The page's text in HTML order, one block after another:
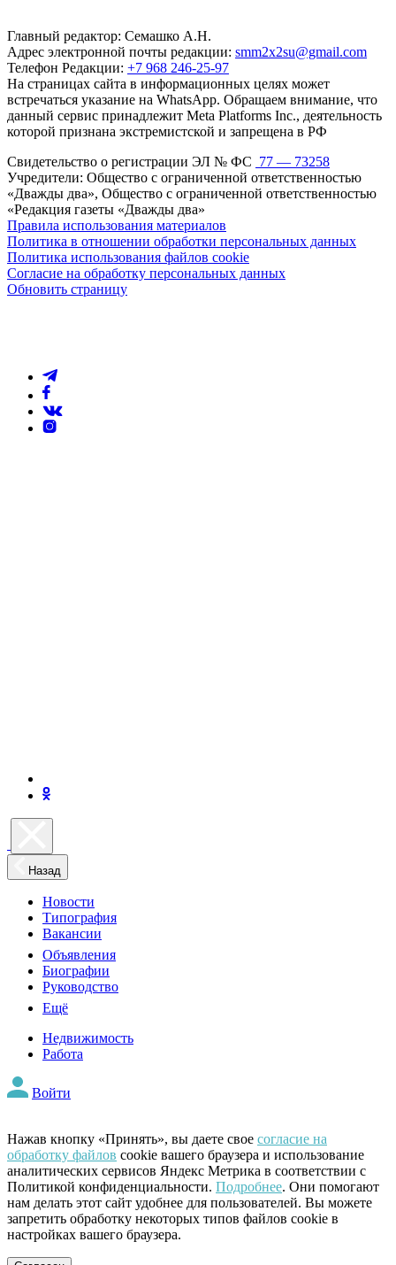
Главный редактор: Семашко А.Н.
Адрес электронной почты редакции: smm2x2su@gmail.com
Телефон Редакции: +7 968 246-25-97
На страницах сайта в информационных целях может
встречаться указание на WhatsApp. Обращаем внимание, что
данный сервис принадлежит Meta Platforms Inc., деятельность
которой признана экстремистской и запрещена в РФ
Свидетельство о регистрации ЭЛ № ФС 77 — 73258
Учредители: Общество с ограниченной ответственностью
«Дважды два», Общество с ограниченной ответственностью
«Редакция газеты «Дважды два»
Правила использования материалов
Политика в отношении обработки персональных данных
Политика использования файлов cookie
Согласие на обработку персональных данных
Обновить страницу
Назад
Новости
Типография
Вакансии
Объявления
Биографии
Руководство
Ещё
Недвижимость
Работа
Войти
Нажав кнопку «Принять», вы даете свое согласие на
обработку файлов cookie вашего браузера и использование
аналитических сервисов Яндекс Метрика в соответствии с
Политикой конфиденциальности. Подробнее. Они помогают
нам делать этот сайт удобнее для пользователей. Вы можете
запретить обработку некоторых типов файлов cookie в
настройках вашего браузера.